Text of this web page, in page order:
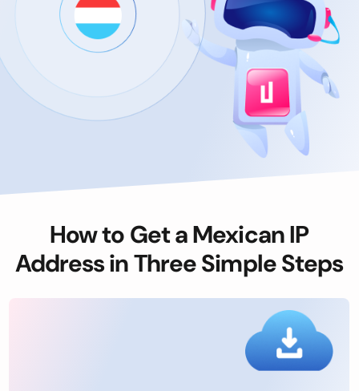
How to Get a Mexican IP
Address in Three Simple Steps